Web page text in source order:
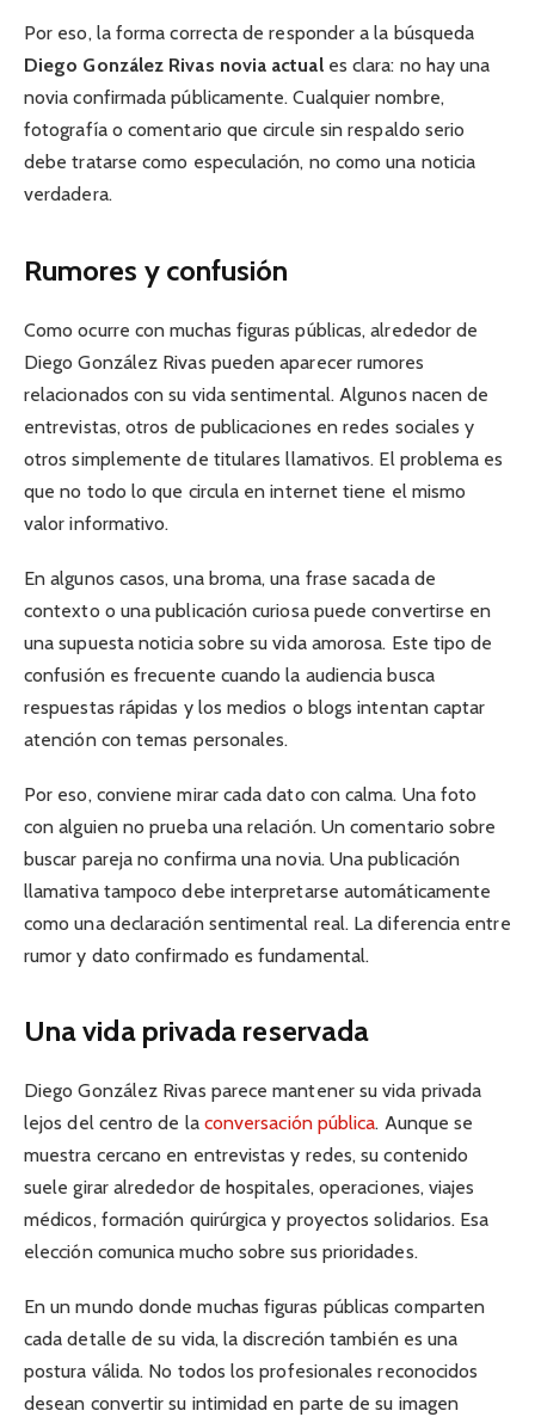
Por eso, la forma correcta de responder a la búsqueda
Diego González Rivas novia actuales clara: no hay una
novia confirmada públicamente. Cualquier nombre,
fotografía o comentario que circule sin respaldo serio
debe tratarse como especulación, no como una noticia
verdadera.
Rumores y confusión
Como ocurre con muchas figuras públicas, alrededor de
Diego González Rivas pueden aparecer rumores
relacionados con su vida sentimental. Algunos nacen de
entrevistas, otros de publicaciones en redes sociales y
otros simplemente de titulares llamativos. El problema es
que no todo lo que circula en internet tiene el mismo
valor informativo.
En algunos casos, una broma, una frase sacada de
contexto o una publicación curiosa puede convertirse en
una supuesta noticia sobre su vida amorosa. Este tipo de
confusión es frecuente cuando la audiencia busca
respuestas rápidas y los medios o blogs intentan captar
atención con temas personales.
Por eso, conviene mirar cada dato con calma. Una foto
con alguien no prueba una relación. Un comentario sobre
buscar pareja no confirma una novia. Una publicación
llamativa tampoco debe interpretarse automáticamente
como una declaración sentimental real. La diferencia entre
rumor y dato confirmado es fundamental.
Una vida privada reservada
Diego González Rivas parece mantener su vida privada
lejos del centro de la conversación pública. Aunque se
muestra cercano en entrevistas y redes, su contenido
suele girar alrededor de hospitales, operaciones, viajes
médicos, formación quirúrgica y proyectos solidarios. Esa
elección comunica mucho sobre sus prioridades.
En un mundo donde muchas figuras públicas comparten
cada detalle de su vida, la discreción también es una
postura válida. No todos los profesionales reconocidos
desean convertir su intimidad en parte de su imagen